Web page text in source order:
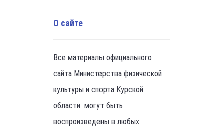
О сайте
Все материалы официального
сайта Министерства физической
культуры и спорта Курской
области могут быть
воспроизведены в любых